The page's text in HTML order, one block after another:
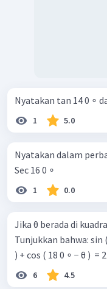
Nyatakan tan 14 0 ∘
1 5.0
Nyatakan dalam
Sec 16 0 ∘
1 0.0
Jika θ berada di
Tunjukkan bahwa: sin ( 27 0 ∘ + θ ) − cot ( − θ ) tan ( 9 0 ∘ − θ
) + cos ( 18 0 ∘ − θ ) ​ = 2
6 4.5